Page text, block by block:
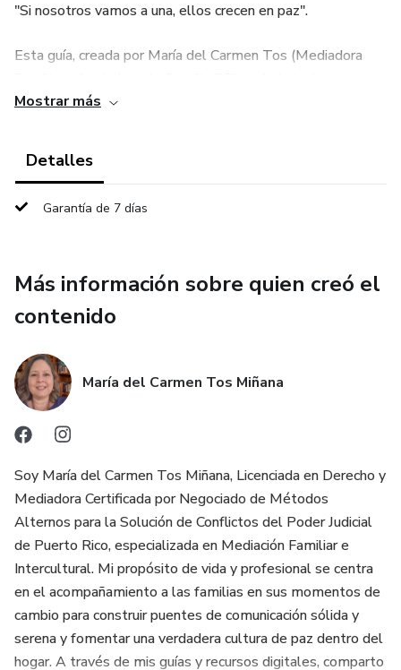
"Si nosotros vamos a una, ellos crecen en paz".
Esta guía, creada por María del Carmen Tos (Mediadora
práctica para transformar a dos padres en un solo equipo
serenidad.
¿Qué vas a lograr con este programa?
1. Eliminar las contradicciones: Estrategias para dejar de
ser "bandos" y convertirte en un frente unido.
2. Comunicación que sana: Cómo pactar acuerdos sin
terminar en discusión.
3. El Mapa de Normas (Las 3 R): Cómo aplicar
consecuencias con respeto y efectividad.
4. Gestionar el entorno: Blindar tu hogar frente a la
influencia de abuelos y familia extendida.
5. Navegar el reto digital: Reglas claras para el uso de
pantallas y redes sociales.
6. Cuidar la pareja: Mantener el vínculo sólido como base
Mostrar más
Detalles
Garantía de 7 días
Más información sobre quien creó el
contenido
María del Carmen Tos Miñana
Soy María del Carmen Tos Miñana, Licenciada en Derecho y
Mediadora Certificada por Negociado de Métodos
Alternos para la Solución de Conflictos del Poder Judicial
de Puerto Rico, especializada en Mediación Familiar e
Intercultural. Mi propósito de vida y profesional se centra
en el acompañamiento a las familias en sus momentos de
cambio para construir puentes de comunicación sólida y
serena y fomentar una verdadera cultura de paz dentro del
hogar. A través de mis guías y recursos digitales, comparto